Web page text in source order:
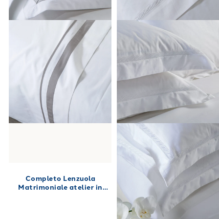
Completo Lenzuola
Matrimoniale atelier in